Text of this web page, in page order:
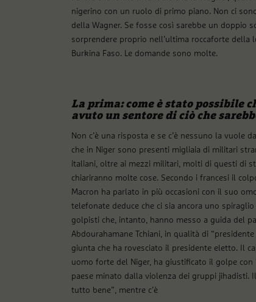
nigerino con un ruolo di primo piano. Non ci
della Wagner. Se fosse così sarebbe un doppio
sorprendere proprio nell’ultima roccaforte della
Burkina Faso. Le domande sono molte.
La prima: come è stato possibile
avuto un sentore di ciò che
Non c’è una risposta e se c’è nessuno la vuole
che in Niger sono presenti migliaia di militari
italiani, oltre ai mezzi militari, molti di questi di
chiariranno molte cose. Secondo i francesi il
Macron ha parlato in più occasioni con il suo
telefonate deduce che ci sia ancora uno
golpisti che, intanto, hanno messo a guida del
Abdourahamane Tchiani, in qualità di
giunta che ha rovesciato il presidente eletto. Il
uomo forte del Niger, ha giustificato il golpe con
paese minato dalla violenza dei gruppi jihadisti.
tutto bene”, mentre c’è